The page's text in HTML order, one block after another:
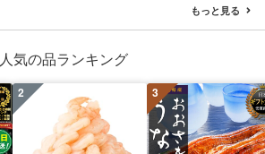
もっと見る
人気の品ランキング
2 3